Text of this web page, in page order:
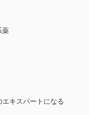
薬
キスパートになる